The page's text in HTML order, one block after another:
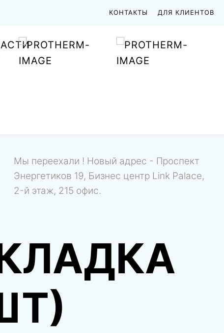
КОНТАКТЫ ДЛЯ КЛИЕНТОВ
Мы переехали ! Новый адрес - Проспект
Энергетиков 19, Бизнес центр Link Palace,
2-й этаж, 215 офис.